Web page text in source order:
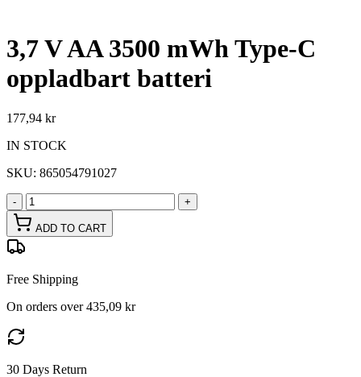
3,7 V AA 3500 mWh Type-C
oppladbart batteri
177,94 kr
IN STOCK
SKU: 865054791027
- +
ADD TO CART
Free Shipping
On orders over 435,09 kr
30 Days Return